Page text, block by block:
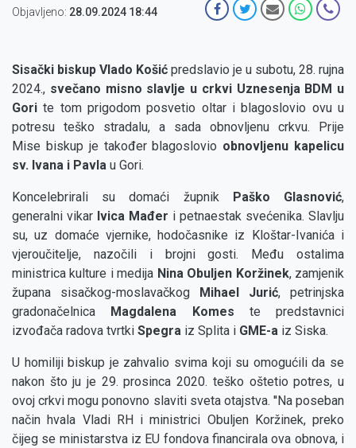
Objavljeno: 28.09.2024 18:44
Sisački biskup Vlado Košić predslavio je u subotu, 28. rujna
2024., svečano misno slavlje u crkvi Uznesenja BDM u
Gori te tom prigodom posvetio oltar i blagoslovio ovu u
potresu teško stradalu, a sada obnovljenu crkvu. Prije
Mise biskup je također blagoslovio obnovljenu kapelicu
sv. Ivana i Pavla u Gori.
Koncelebrirali su domaći župnik Paško Glasnović,
generalni vikar Ivica Mađer i petnaestak svećenika. Slavlju
su, uz domaće vjernike, hodočasnike iz Kloštar-Ivanića i
vjeroučitelje, nazočili i brojni gosti. Među ostalima
ministrica kulture i medija Nina Obuljen Koržinek, zamjenik
župana sisačkog-moslavačkog
Mihael Jurić, petrinjska
gradonačelnica
Magdalena Komes te predstavnici
izvođača radova tvrtki Spegra iz Splita i GME-a iz Siska.
U homiliji biskup je zahvalio svima koji su omogućili da se
nakon što ju je 29. prosinca 2020. teško oštetio potres, u
ovoj crkvi mogu ponovno slaviti sveta otajstva. ''Na poseban
način hvala Vladi RH i ministrici Obuljen Koržinek, preko
čijeg se ministarstva iz EU fondova financirala ova obnova, i